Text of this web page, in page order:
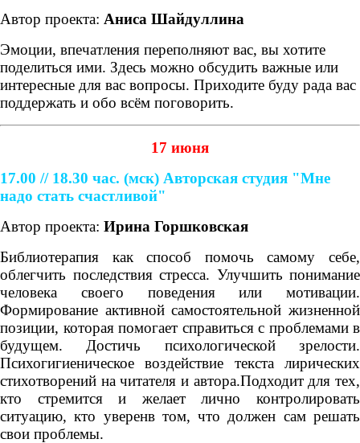
Автор проекта: Аниса Шайдуллина
Эмоции, впечатления переполняют вас, вы хотите
поделиться ими. Здесь можно обсудить важные или
интересные для вас вопросы. Приходите буду рада вас
поддержать и обо всём поговорить.
17 июня
17.00 // 18.30 час. (мск) Авторская студия "Мне
надо стать счастливой"
Автор проекта: Ирина Горшковская
Библиотерапия как способ помочь самому себе,
облегчить последствия стресса. Улучшить понимание
человека своего поведения или мотивации.
Формирование активной самостоятельной жизненной
позиции, которая помогает справиться с проблемами в
будущем. Достичь психологической зрелости.
Психогигиеническое воздействие текста лирических
стихотворений на читателя и автора.Подходит для тех,
кто стремится и желает лично контролировать
ситуацию, кто уверенв том, что должен сам решать
свои проблемы.